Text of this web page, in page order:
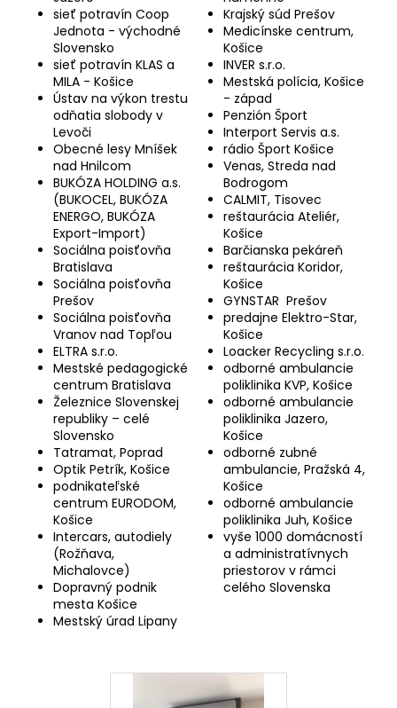
sieť potravín Coop
Jednota - východné
Slovensko
sieť potravín KLAS a
MILA - Košice
Ústav na výkon trestu
odňatia slobody v
Levoči
Obecné lesy Mníšek
nad Hnilcom
BUKÓZA HOLDING a.s.
(BUKOCEL, BUKÓZA
ENERGO, BUKÓZA
Export-Import)
Sociálna poisťovňa
Bratislava
Sociálna poisťovňa
Prešov
Sociálna poisťovňa
Vranov nad Topľou
ELTRA s.r.o.
Mestské pedagogické
centrum Bratislava
Železnice Slovenskej
republiky – celé
Slovensko
Tatramat, Poprad
Optik Petrík, Košice
podnikateľské
centrum EURODOM,
Košice
Intercars, autodiely
(Rožňava,
Michalovce)
Dopravný podnik
mesta Košice
Mestský úrad Lipany
Krajský súd Prešov
Medicínske centrum,
Košice
INVER s.r.o.
Mestská polícia, Košice
- západ
Penzión Šport
Interport Servis a.s.
rádio Šport Košice
Venas, Streda nad
Bodrogom
CALMIT, Tisovec
reštaurácia Ateliér,
Košice
Barčianska pekáreň
reštaurácia Koridor,
Košice
GYNSTAR Prešov
predajne Elektro-Star,
Košice
Loacker Recycling s.r.o.
odborné ambulancie
poliklinika KVP, Košice
odborné ambulancie
poliklinika Jazero,
Košice
odborné zubné
ambulancie, Pražská 4,
Košice
odborné ambulancie
poliklinika Juh, Košice
vyše 1000 domácností
a administratívnych
priestorov v rámci
celého Slovenska
HĽADAŤ